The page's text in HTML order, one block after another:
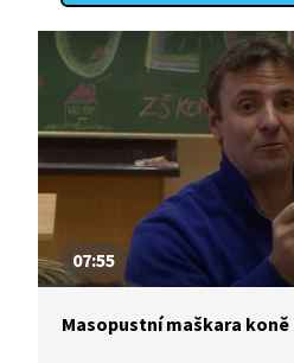
07:55
Masopustní maškara koně